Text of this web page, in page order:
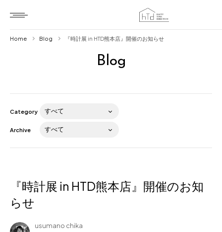
Blog
About us
Blog
Home Blog 『時計展 in HTD熊本店』開催のお知らせ
Category
Archive
『時計展 in HTD熊本店』開催のお知
らせ
usumano chika